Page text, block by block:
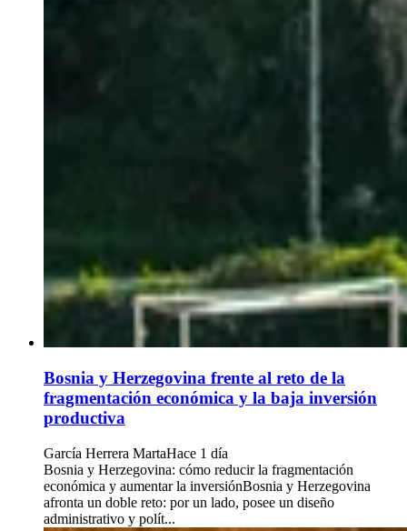
Bosnia y Herzegovina frente al reto de la
fragmentación económica y la baja inversión
productiva
García Herrera MartaHace 1 día
Bosnia y Herzegovina: cómo reducir la fragmentación
económica y aumentar la inversiónBosnia y Herzegovina
afronta un doble reto: por un lado, posee un diseño
administrativo y polít...